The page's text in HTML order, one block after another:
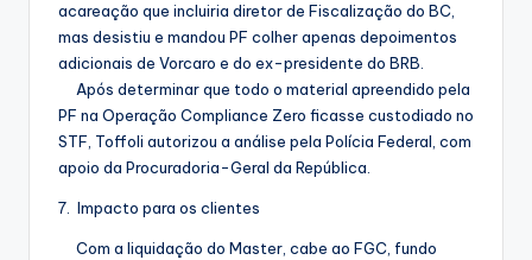
acareação que incluiria diretor de Fiscalização do BC,
mas desistiu e mandou PF colher apenas depoimentos
adicionais de Vorcaro e do ex-presidente do BRB.
Após determinar que todo o material apreendido pela
PF na Operação Compliance Zero ficasse custodiado no
STF, Toffoli autorizou a análise pela Polícia Federal, com
apoio da Procuradoria-Geral da República.
7. Impacto para os clientes
Com a liquidação do Master, cabe ao FGC, fundo